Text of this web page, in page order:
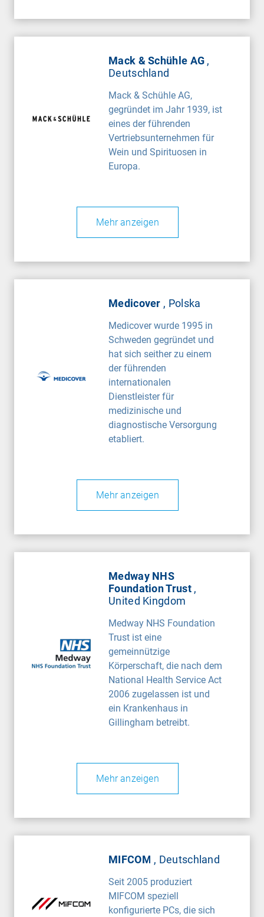
Mack & Schühle AG ,
Deutschland
Mack & Schühle AG,
gegründet im Jahr 1939, ist
eines der führenden
Vertriebsunternehmen für
Wein und Spirituosen in
Europa.
Mehr anzeigen
Medicover , Polska
Medicover wurde 1995 in
Schweden gegründet und
hat sich seither zu einem
der führenden
internationalen
Dienstleister für
medizinische und
diagnostische Versorgung
etabliert.
Mehr anzeigen
Medway NHS
Foundation Trust ,
United Kingdom
Medway NHS Foundation
Trust ist eine
gemeinnützige
Körperschaft, die nach dem
National Health Service Act
2006 zugelassen ist und
ein Krankenhaus in
Gillingham betreibt.
Mehr anzeigen
MIFCOM , Deutschland
Seit 2005 produziert
MIFCOM speziell
konfigurierte PCs, die sich